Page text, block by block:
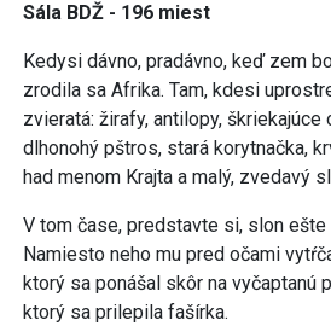
Sála BDŽ - 196 miest
Kedysi dávno, pradávno, keď zem
zrodila sa Afrika. Tam, kdesi
zvieratá: žirafy, antilopy,
dlhonohý pštros, stará korytnačka,
had menom Krajta a malý, zvedavý
V tom čase, predstavte si, slon ešte
Namiesto neho mu pred očami
ktorý sa ponášal skôr na vyčaptanú
ktorý sa prilepila fašírka.